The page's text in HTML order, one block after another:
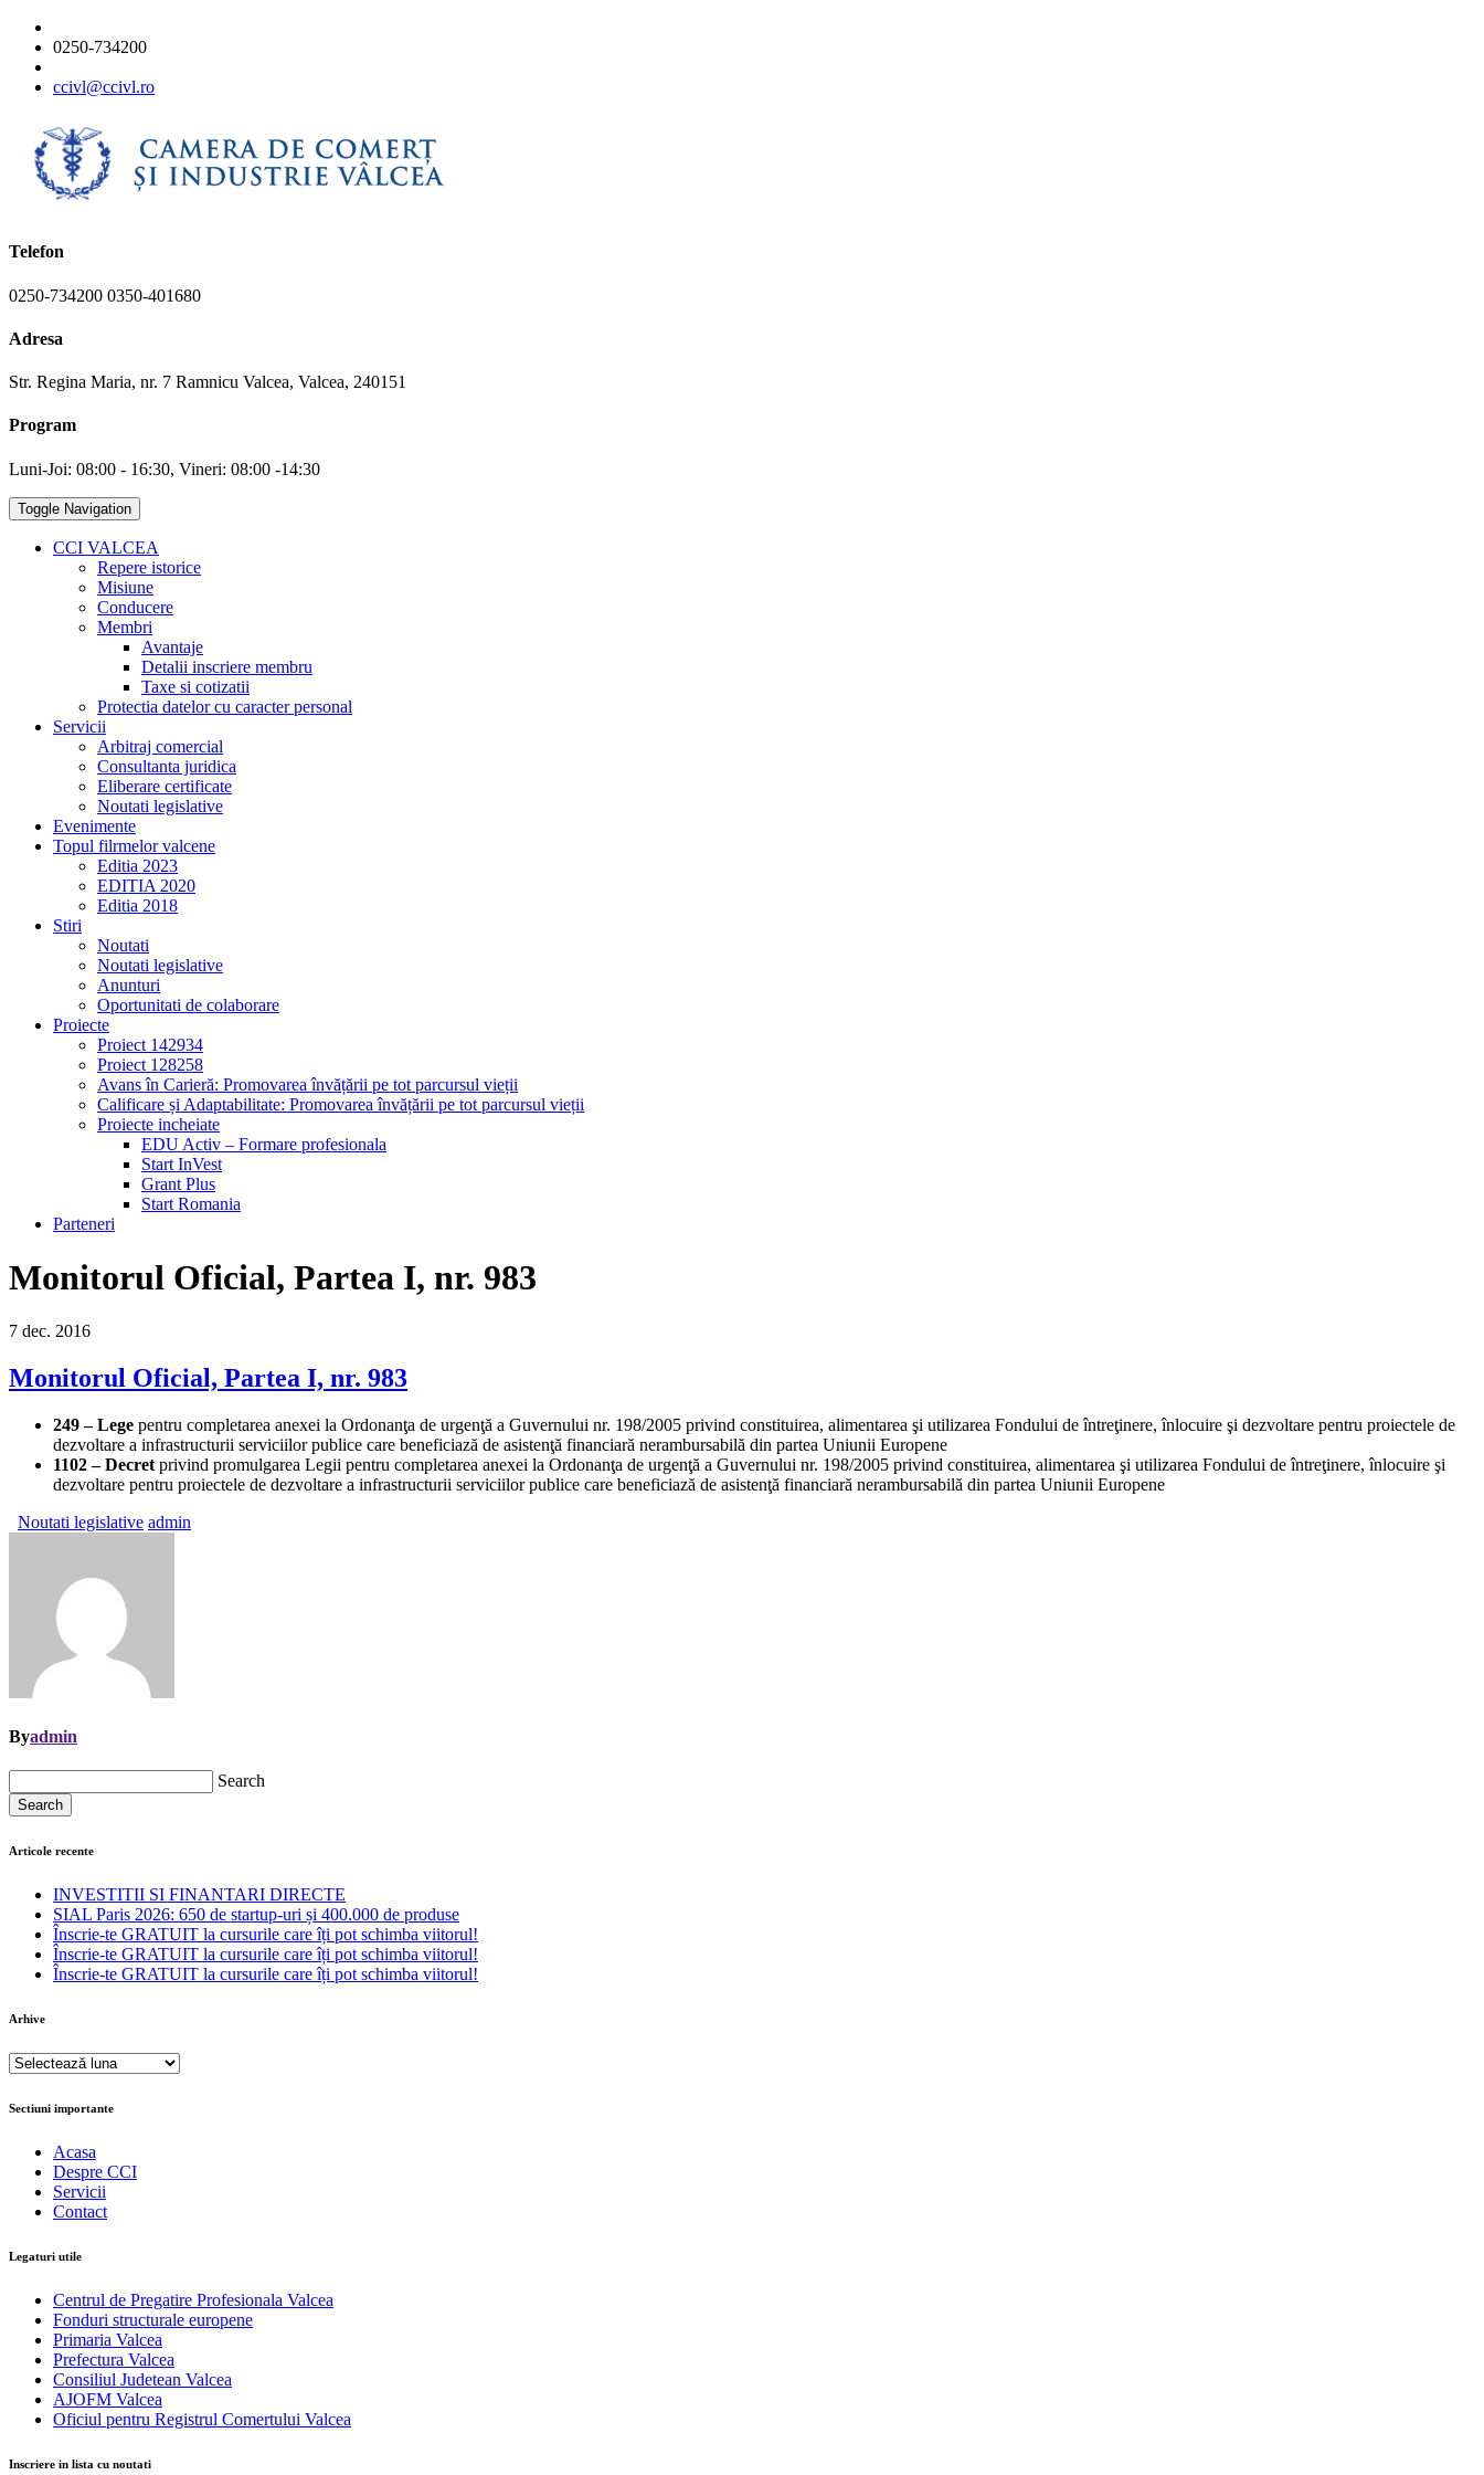
0250-734200
ccivl@ccivl.ro
Telefon
0250-734200 0350-401680
Adresa
Str. Regina Maria, nr. 7 Ramnicu Valcea, Valcea, 240151
Program
Luni-Joi: 08:00 - 16:30, Vineri: 08:00 -14:30
Toggle Navigation
CCI VALCEA
Repere istorice
Misiune
Conducere
Membri
Avantaje
Detalii inscriere membru
Taxe si cotizatii
Protectia datelor cu caracter personal
Servicii
Arbitraj comercial
Consultanta juridica
Eliberare certificate
Noutati legislative
Evenimente
Topul filrmelor valcene
Editia 2023
EDITIA 2020
Editia 2018
Stiri
Noutati
Noutati legislative
Anunturi
Oportunitati de colaborare
Proiecte
Proiect 142934
Proiect 128258
Avans în Carieră: Promovarea învățării pe tot parcursul vieții
Calificare și Adaptabilitate: Promovarea învățării pe tot parcursul vieții
Proiecte incheiate
EDU Activ – Formare profesionala
Start InVest
Grant Plus
Start Romania
Parteneri
Monitorul Oficial, Partea I, nr. 983
7 dec. 2016
Monitorul Oficial, Partea I, nr. 983
249 – Lege pentru completarea anexei la Ordonanţa de urgenţă a Guvernului nr. 198/2005 privind constituirea, alimentarea şi utilizarea Fondului de întreţinere, înlocuire şi dezvoltare pentru proiectele de
dezvoltare a infrastructurii serviciilor publice care beneficiază de asistenţă financiară nerambursabilă din partea Uniunii Europene
1102 – Decret privind promulgarea Legii pentru completarea anexei la Ordonanţa de urgenţă a Guvernului nr. 198/2005 privind constituirea, alimentarea şi utilizarea Fondului de întreţinere, înlocuire şi
dezvoltare pentru proiectele de dezvoltare a infrastructurii serviciilor publice care beneficiază de asistenţă financiară nerambursabilă din partea Uniunii Europene
Noutati legislative admin
Byadmin
Search
Search
Articole recente
INVESTITII SI FINANTARI DIRECTE
SIAL Paris 2026: 650 de startup-uri și 400.000 de produse
Înscrie-te GRATUIT la cursurile care îți pot schimba viitorul!
Înscrie-te GRATUIT la cursurile care îți pot schimba viitorul!
Înscrie-te GRATUIT la cursurile care îți pot schimba viitorul!
Arhive
Arhive
Sectiuni importante
Acasa
Despre CCI
Servicii
Contact
Legaturi utile
Centrul de Pregatire Profesionala Valcea
Fonduri structurale europene
Primaria Valcea
Prefectura Valcea
Consiliul Judetean Valcea
AJOFM Valcea
Oficiul pentru Registrul Comertului Valcea
Inscriere in lista cu noutati